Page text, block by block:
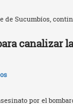
de Sucumbíos,
canalizar
por el